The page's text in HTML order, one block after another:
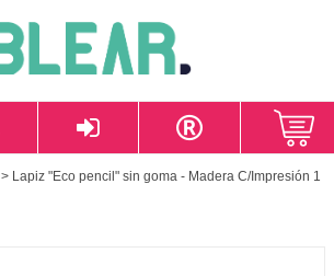
> Lapiz "Eco pencil" sin goma - Madera C/Impresión 1